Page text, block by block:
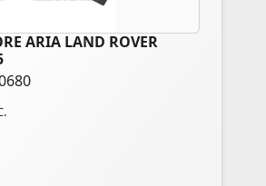
ARIA LAND ROVER